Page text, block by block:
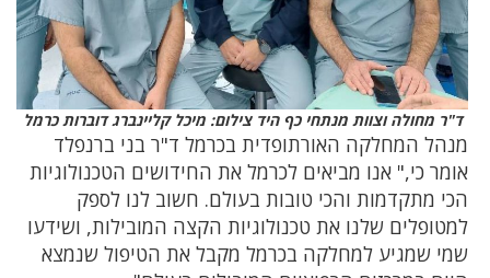
ד"ר מחולה וצוות מנתחי כף היד צילום: מיכל קליינברג דוברות כרמל
מנהל המחלקה האורתופדית בכרמל ד"ר בני ברנפלד
אומר כי," אנו מביאים לכרמל את החידושים הטכנולוגיות
הכי מתקדמות והכי טובות בעולם. חשוב לנו לספק
למטופלים שלנו את טכנולוגיות הקצה המובילות, ושידעו
שמי שמגיע למחלקה בכרמל מקבל את הטיפול שנמצא